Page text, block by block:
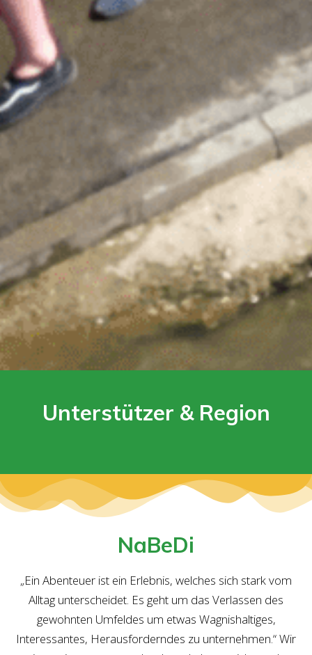
Unterstützer & Region
NaBeDi
„Ein Abenteuer ist ein Erlebnis, welches sich stark vom
Alltag unterscheidet. Es geht um das Verlassen des
gewohnten Umfeldes um etwas Wagnishaltiges,
Interessantes, Herausforderndes zu unternehmen.“ Wir